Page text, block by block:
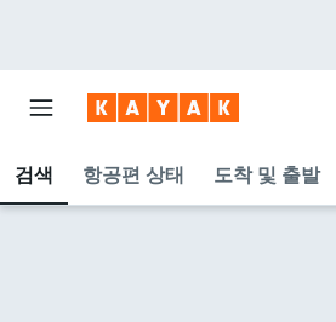
검색 항공편 상태 도착 및 출발